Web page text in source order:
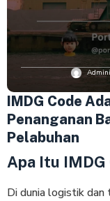
IMDG Code
Penanganan
Pelabuhan
Apa Itu IMDG
Di dunia logistik